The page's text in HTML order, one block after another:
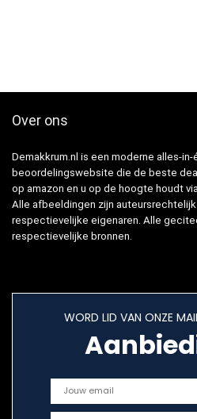
Over ons
Demakkrum.nl is een moderne alles-
beoordelingswebsite die de beste
op amazon en u op de hoogte houdt
Alle afbeeldingen zijn
respectievelijke eigenaren. Alle
respectievelijke bronnen.
WORD LID VAN ONZE